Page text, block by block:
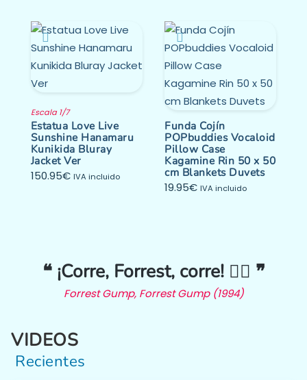
Escala 1/7
Estatua Love Live
Sunshine Hanamaru
Kunikida Bluray
Jacket Ver
150.95€ IVA incluido
Funda Cojín
POPbuddies Vocaloid
Pillow Case
Kagamine Rin 50 x 50
cm Blankets Duvets
19.95€ IVA incluido
❝ ¡Corre, Forrest, corre! 🏃‍♂️ ❞
Forrest Gump, Forrest Gump (1994)
VIDEOS
Recientes